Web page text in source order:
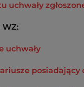
uchwały
uchwały
posiadający